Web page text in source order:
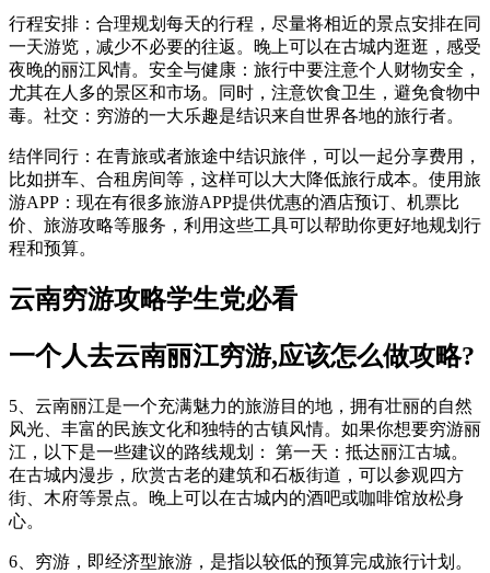
行程安排：合理规划每天的行程，尽量将相近的景点安排在同
一天游览，减少不必要的往返。晚上可以在古城内逛逛，感受
夜晚的丽江风情。安全与健康：旅行中要注意个人财物安全，
尤其在人多的景区和市场。同时，注意饮食卫生，避免食物中
毒。社交：穷游的一大乐趣是结识来自世界各地的旅行者。
结伴同行：在青旅或者旅途中结识旅伴，可以一起分享费用，
比如拼车、合租房间等，这样可以大大降低旅行成本。使用旅
游APP：现在有很多旅游APP提供优惠的酒店预订、机票比
价、旅游攻略等服务，利用这些工具可以帮助你更好地规划行
程和预算。
云南穷游攻略学生党必看
一个人去云南丽江穷游,应该怎么做攻略?
5、云南丽江是一个充满魅力的旅游目的地，拥有壮丽的自然
风光、丰富的民族文化和独特的古镇风情。如果你想要穷游丽
江，以下是一些建议的路线规划： 第一天：抵达丽江古城。
在古城内漫步，欣赏古老的建筑和石板街道，可以参观四方
街、木府等景点。晚上可以在古城内的酒吧或咖啡馆放松身
心。
6、穷游，即经济型旅游，是指以较低的预算完成旅行计划。